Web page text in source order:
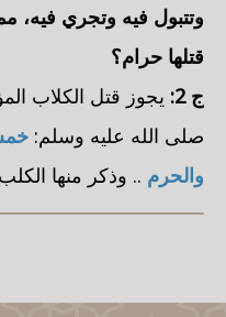
وتتبول فيه وتجري فيه،
قتلها حرام؟
ج 2:
يجوز قتل الكلاب
صلى الله عليه وسلم:
والحرم .. وذكر منها